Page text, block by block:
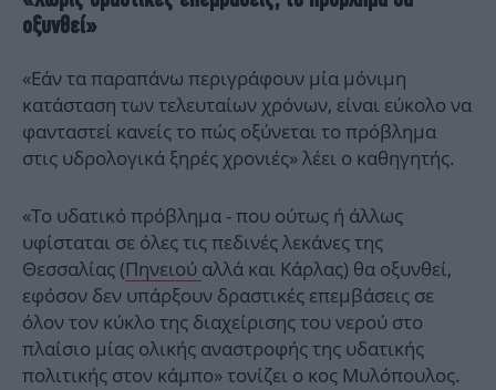
οξυνθεί»
«Εάν τα παραπάνω περιγράφουν μία μόνιμη
κατάσταση των τελευταίων χρόνων, είναι εύκολο να
φανταστεί κανείς το πώς οξύνεται το πρόβλημα
στις υδρολογικά ξηρές χρονιές» λέει ο καθηγητής.
«Το υδατικό πρόβλημα - που ούτως ή άλλως
υφίσταται σε όλες τις πεδινές λεκάνες της
Θεσσαλίας (Πηνειού αλλά και Κάρλας) θα οξυνθεί,
εφόσον δεν υπάρξουν δραστικές επεμβάσεις σε
όλον τον κύκλο της διαχείρισης του νερού στο
πλαίσιο μίας ολικής αναστροφής της υδατικής
πολιτικής στον κάμπο» τονίζει ο κος Μυλόπουλος.